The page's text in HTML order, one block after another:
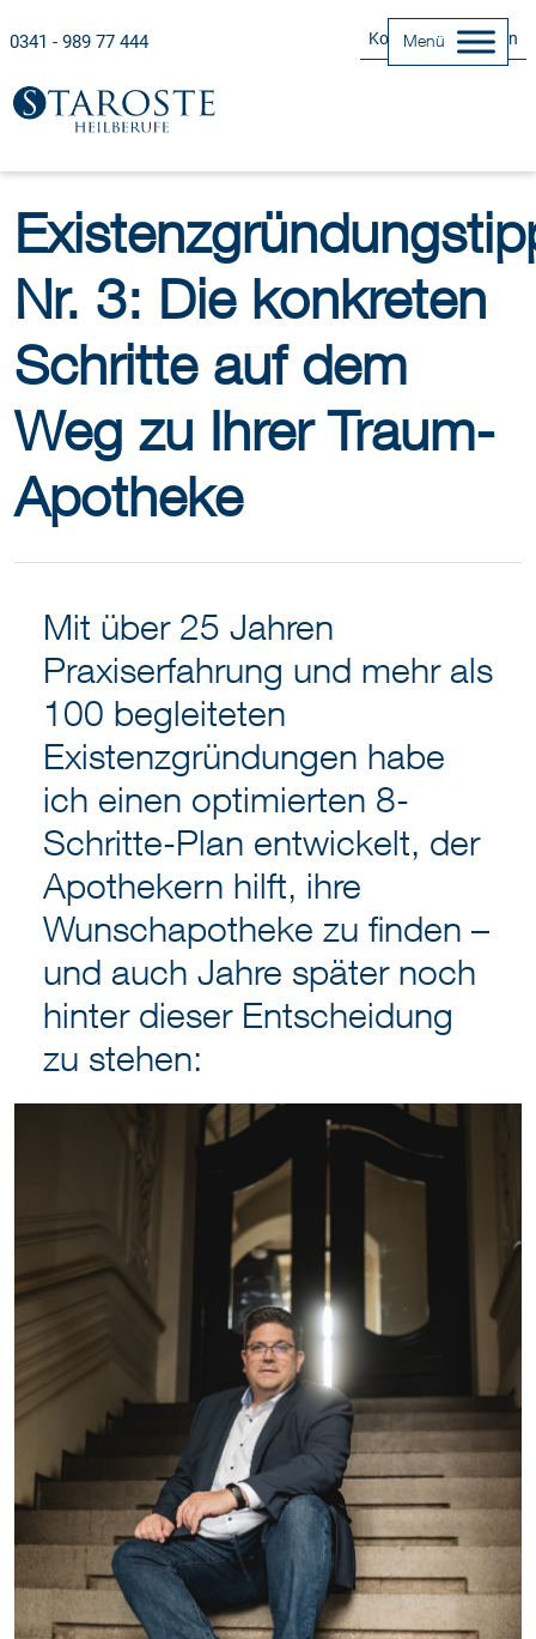
0341 - 989 77 444 Kontakt Aufnehmen
Menü
Nr. 3: Die konkreten
Schritte auf dem
Weg zu Ihrer Traum-
Apotheke
Mit über 25 Jahren
Praxiserfahrung und mehr als
100 begleiteten
Existenzgründungen habe
ich einen optimierten 8-
Schritte-Plan entwickelt, der
Apothekern hilft, ihre
Wunschapotheke zu finden –
und auch Jahre später noch
hinter dieser Entscheidung
zu stehen: